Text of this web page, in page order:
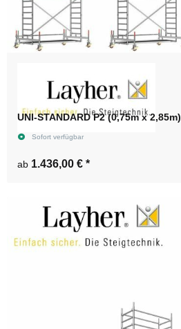
UNI-STANDARD P2 (0,75m x 2,85m)
Sofort verfügbar
ab 1.436,00 € *